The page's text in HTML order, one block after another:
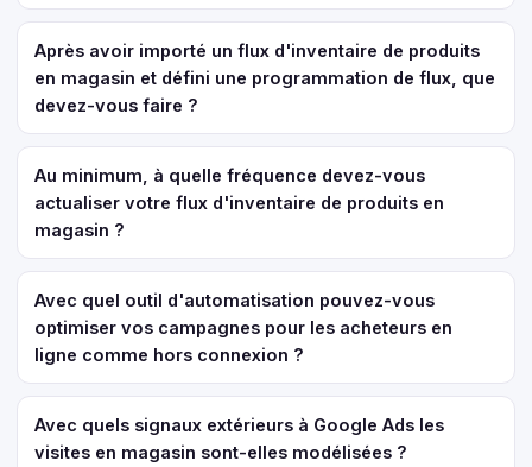
Après avoir importé un flux d'inventaire de produits
en magasin et défini une programmation de flux, que
devez-vous faire ?
Au minimum, à quelle fréquence devez-vous
actualiser votre flux d'inventaire de produits en
magasin ?
Avec quel outil d'automatisation pouvez-vous
optimiser vos campagnes pour les acheteurs en
ligne comme hors connexion ?
Avec quels signaux extérieurs à Google Ads les
visites en magasin sont-elles modélisées ?